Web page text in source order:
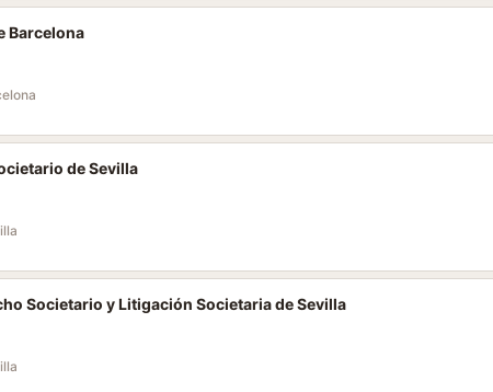
Barcelona
de Sevilla
Societario y Litigación Societaria de Sevilla